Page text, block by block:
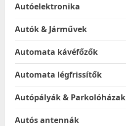
Autóelektronika
Autók & Járművek
Automata kávéfőzők
Automata légfrissítők
Autópályák & Parkolóházak
Autós antennák